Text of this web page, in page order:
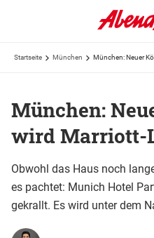
Startseite München München: Neuer
München:
wird Marriott-
Obwohl das Haus noch
es pachtet: Munich Hotel
gekrallt. Es wird unter dem